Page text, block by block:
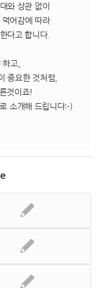
와 상관 없이
어감에 따라
다고 합니다.
고,
중요한 것처럼,
것이죠!
소개해 드립니다:-)